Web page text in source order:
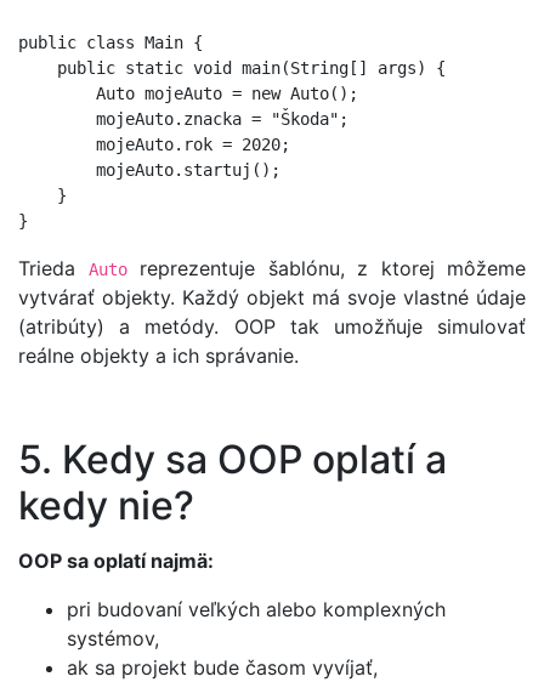
public class Main {
    public static void main(String[] args) {
        Auto mojeAuto = new Auto();
        mojeAuto.znacka = "Škoda";
        mojeAuto.rok = 2020;
        mojeAuto.startuj();
    }
Trieda Autoreprezentuje šablónu, z ktorej môžeme
vytvárať objekty. Každý objekt má svoje vlastné údaje
(atribúty) a metódy. OOP tak umožňuje simulovať
reálne objekty a ich správanie.
5. Kedy sa OOP oplatí a
kedy nie?
OOP sa oplatí najmä:
pri budovaní veľkých alebo komplexných
systémov,
ak sa projekt bude časom vyvíjať,